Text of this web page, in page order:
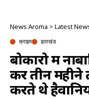
News Aroma > Latest
क्राइम झारखंड
बोकारो में
कर तीन महीने
करते थे